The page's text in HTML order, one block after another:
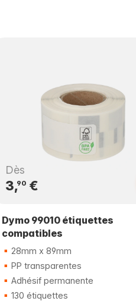
Dès
3,90€
Dymo 99010 étiquettes
compatibles
28mm x 89mm
PP transparentes
Adhésif permanente
130 étiquettes